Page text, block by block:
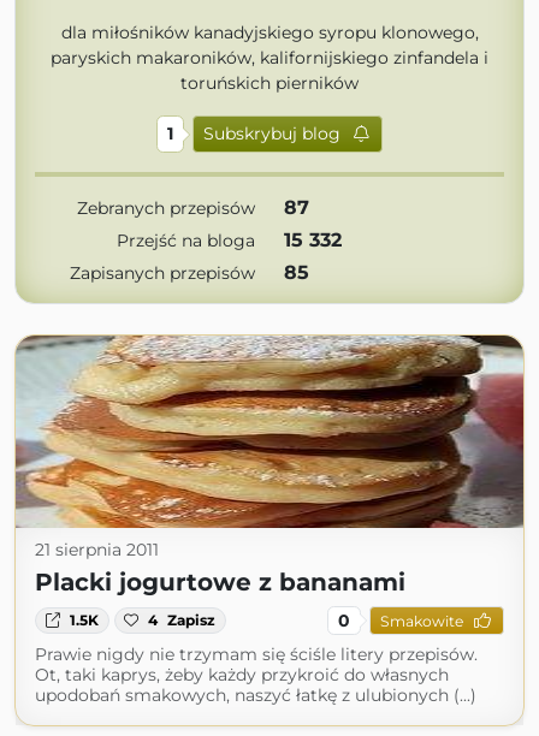
dla miłośników kanadyjskiego syropu klonowego,
paryskich makaroników, kalifornijskiego zinfandela i
toruńskich pierników
1 Subskrybuj blog
Zebranych przepisów 87
Przejść na bloga 15 332
Zapisanych przepisów 85
21 sierpnia 2011
Placki jogurtowe z bananami
1.5K 4 Zapisz 0 Smakowite
Prawie nigdy nie trzymam się ściśle litery przepisów.
Ot, taki kaprys, żeby każdy przykroić do własnych
upodobań smakowych, naszyć łatkę z ulubionych (...)